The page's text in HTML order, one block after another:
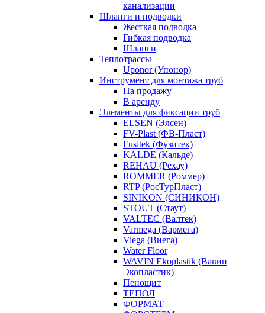
канализации
Шланги и подводки
Жесткая подводка
Гибкая подводка
Шланги
Теплотрассы
Uponor (Упонор)
Инструмент для монтажа труб
На продажу
В аренду
Элементы для фиксации труб
ELSEN (Элсен)
FV-Plast (ФВ-Пласт)
Fusitek (Фузитек)
KALDE (Кальде)
REHAU (Рехау)
ROMMER (Роммер)
RTP (РосТурПласт)
SINIKON (СИНИКОН)
STOUT (Стаут)
VALTEC (Валтек)
Varmega (Вармега)
Viega (Виега)
Water Floor
WAVIN Ekoplastik (Вавин
Экопластик)
Пенощит
ТЕПОЛ
ФОРМАТ